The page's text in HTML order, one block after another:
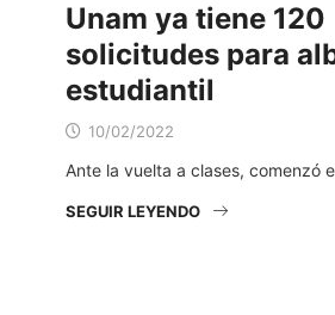
Unam ya tiene 120
solicitudes para
estudiantil
10/02/2022
Ante la vuelta a clases, comenzó
SEGUIR LEYENDO